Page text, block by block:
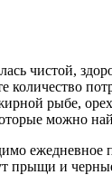
чистой,
количество
рыбе,
можно
ежедневное
прыщи и